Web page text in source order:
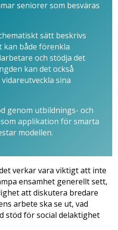
seniorer som besväras
sätt beskrivs
kan både förenkla
och stödja det
kan det också
sina
genom utbildnings- och
applikation för smarta
modellen.
verkar vara viktigt att inte
ensamhet generellt sett,
att diskutera bredare
arbete ska se ut, vad
stöd för social delaktighet